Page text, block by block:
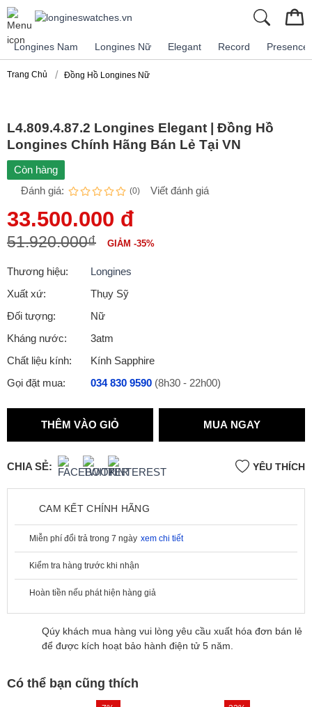
Longines Nam Longines Nữ Elegant Record Presence
Trang Chủ Đồng Hồ Longines Nữ
L4.809.4.87.2 Longines Elegant | Đồng Hồ
Longines Chính Hãng Bán Lẻ Tại VN
Còn hàng
Đánh giá:
(0) Viết đánh giá
33.500.000 đ
51.920.000₫ GIẢM -35%
Thương hiệu:
Longines
Xuất xứ:
Thụy Sỹ
Đối tượng:
Nữ
Kháng nước:
3atm
Chất liệu kính:
Kính Sapphire
Gọi đặt mua:
034 830 9590 (8h30 - 22h00)
THÊM VÀO GIỎ MUA NGAY
CHIA SẺ: YÊU THÍCH
CAM KẾT CHÍNH HÃNG
Miễn phí đổi trả trong 7 ngày xem chi tiết
Kiểm tra hàng trước khi nhận
Hoàn tiền nếu phát hiện hàng giả
Qúy khách mua hàng vui lòng yêu cầu xuất hóa đơn bán lẻ
để được kích hoạt bảo hành điện tử 5 năm.
Có thể bạn cũng thích